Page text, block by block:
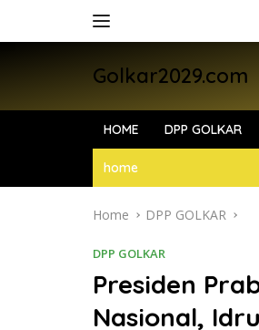
Golkar2029.com
HOME DPP GOLKAR
home
Home DPP GOLKAR
DPP GOLKAR
Presiden
Nasional,